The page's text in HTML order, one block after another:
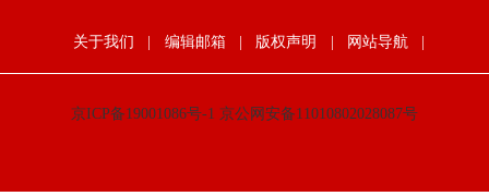
关于我们 | 编辑邮箱 | 版权声明 | 网站导航 |
京ICP备19001086号-1 京公网安备11010802028087号